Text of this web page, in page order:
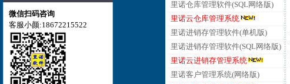
里诺仓库管理软件(SQL网络版)
里诺云仓库管理系统
里诺进销存管理软件(单机版)
里诺进销存管理软件(SQL网络版)
里诺云进销存管理系统
里诺客户管理系统(网络版)
微信扫码咨询
客服小颜:18672215522